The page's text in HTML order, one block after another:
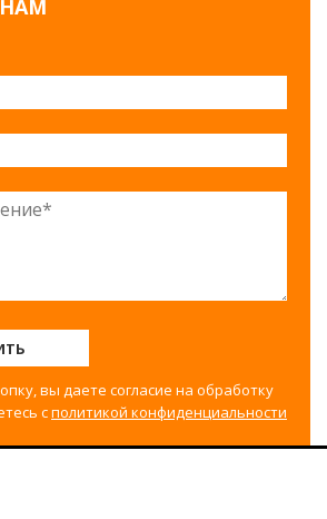
вы даете согласие на обработку
сполитикой конфиденциальности